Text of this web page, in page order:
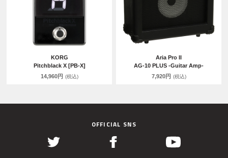
KORG
Pitchblack X [PB-X]
14,960円 (税込)
Aria Pro II
AG-10 PLUS -Guitar Amp-
7,920円 (税込)
OFFICIAL SNS